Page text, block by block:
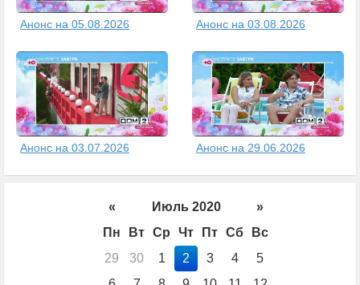
Анонс на 05.08.2026 Анонс на 03.08.2026
Анонс на 03.07.2026 Анонс на 29.06.2026
« Июль 2020
»
Пн
Вт Ср Чт Пт Сб
Вс
29
30 1 2 3 4
5